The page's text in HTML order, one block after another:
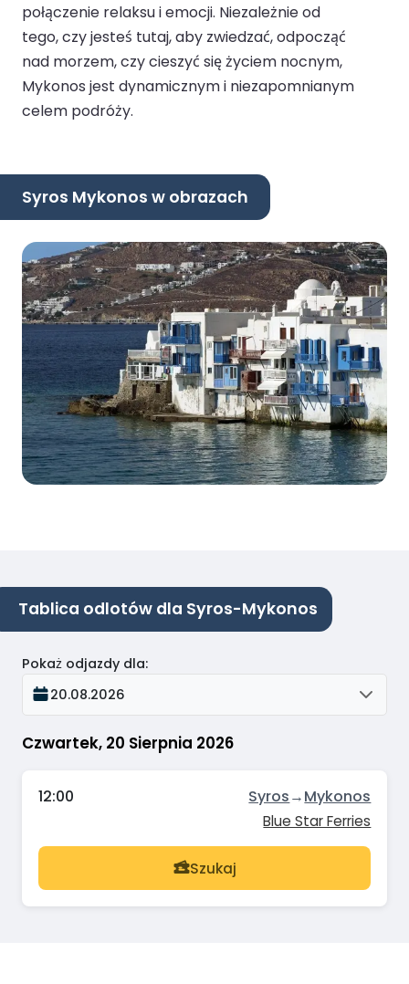
połączenie relaksu i emocji. Niezależnie od
tego, czy jesteś tutaj, aby zwiedzać, odpocząć
nad morzem, czy cieszyć się życiem nocnym,
Mykonos jest dynamicznym i niezapomnianym
celem podróży.
Syros Mykonos w obrazach
Tablica odlotów dla Syros-Mykonos
Czwartek, 20 Sierpnia 2026
Pokaż odjazdy dla:
20.08.2026
12:00 Syros→Mykonos
Blue Star Ferries
Szukaj